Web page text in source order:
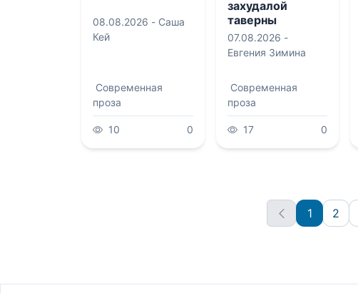
08.08.2026 - Саша
Кей
Современная
проза
10 0
захудалой
таверны
07.08.2026 -
Евгения Зимина
Современная
проза
17 0
1 2